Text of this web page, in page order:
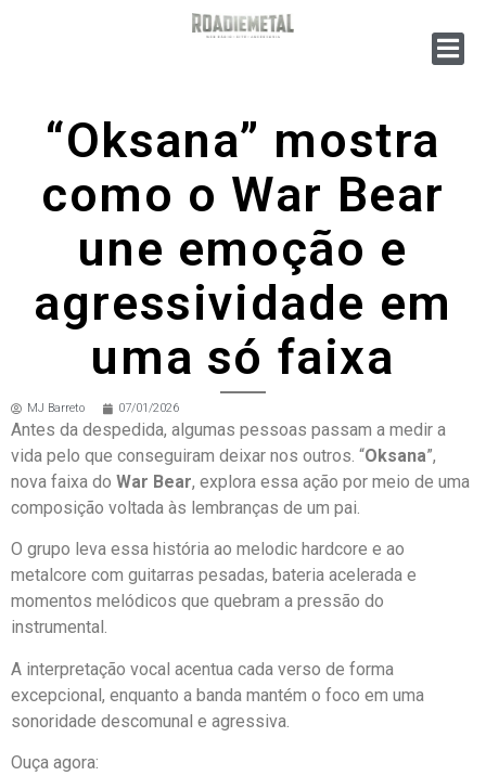
“Oksana” mostra
como o War Bear
une emoção e
agressividade em
uma só faixa
MJ Barreto 07/01/2026
Antes da despedida, algumas pessoas passam a medir a
vida pelo que conseguiram deixar nos outros. “Oksana”,
nova faixa do War Bear, explora essa ação por meio de uma
composição voltada às lembranças de um pai.
O grupo leva essa história ao melodic hardcore e ao
metalcore com guitarras pesadas, bateria acelerada e
momentos melódicos que quebram a pressão do
instrumental.
A interpretação vocal acentua cada verso de forma
excepcional, enquanto a banda mantém o foco em uma
sonoridade descomunal e agressiva.
Ouça agora: